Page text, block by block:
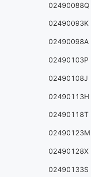
02490088Q
02490093K
02490098A
02490103P
02490108J
02490113H
02490118T
02490123M
02490128X
02490133S